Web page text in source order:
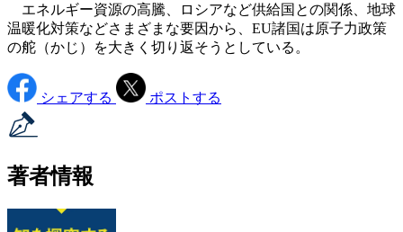
エネルギー資源の高騰、ロシアなど供給国との関係、地球
温暖化対策などさまざまな要因から、EU諸国は原子力政策
の舵（かじ）を大きく切り返そうとしている。
シェアする ポストする
著者情報